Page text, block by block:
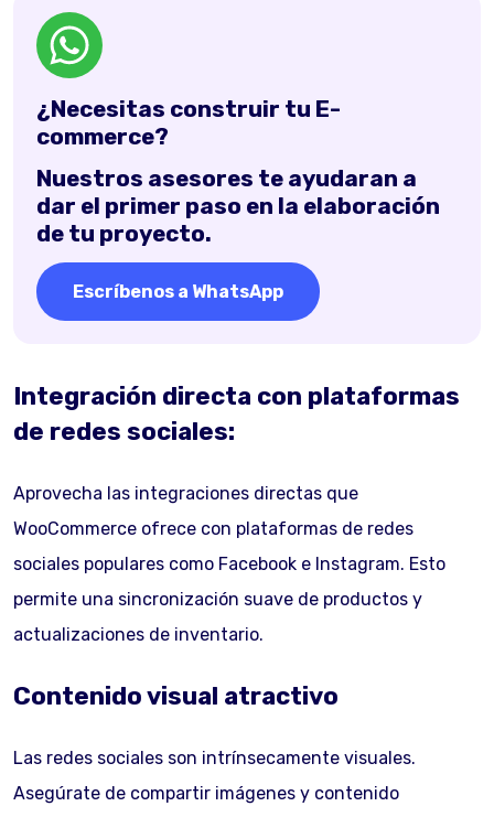
¿Necesitas construir tu E-
commerce?
Nuestros asesores te ayudaran a
dar el primer paso en la elaboración
de tu proyecto.
Escríbenos a WhatsApp
Integración directa con plataformas
de redes sociales:
Aprovecha las integraciones directas que
WooCommerce ofrece con plataformas de redes
sociales populares como Facebook e Instagram. Esto
permite una sincronización suave de productos y
actualizaciones de inventario.
Contenido visual atractivo
Las redes sociales son intrínsecamente visuales.
Asegúrate de compartir imágenes y contenido